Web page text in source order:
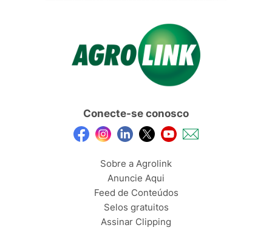
Conecte-se conosco
Sobre a Agrolink
Anuncie Aqui
Feed de Conteúdos
Selos gratuitos
Assinar Clipping